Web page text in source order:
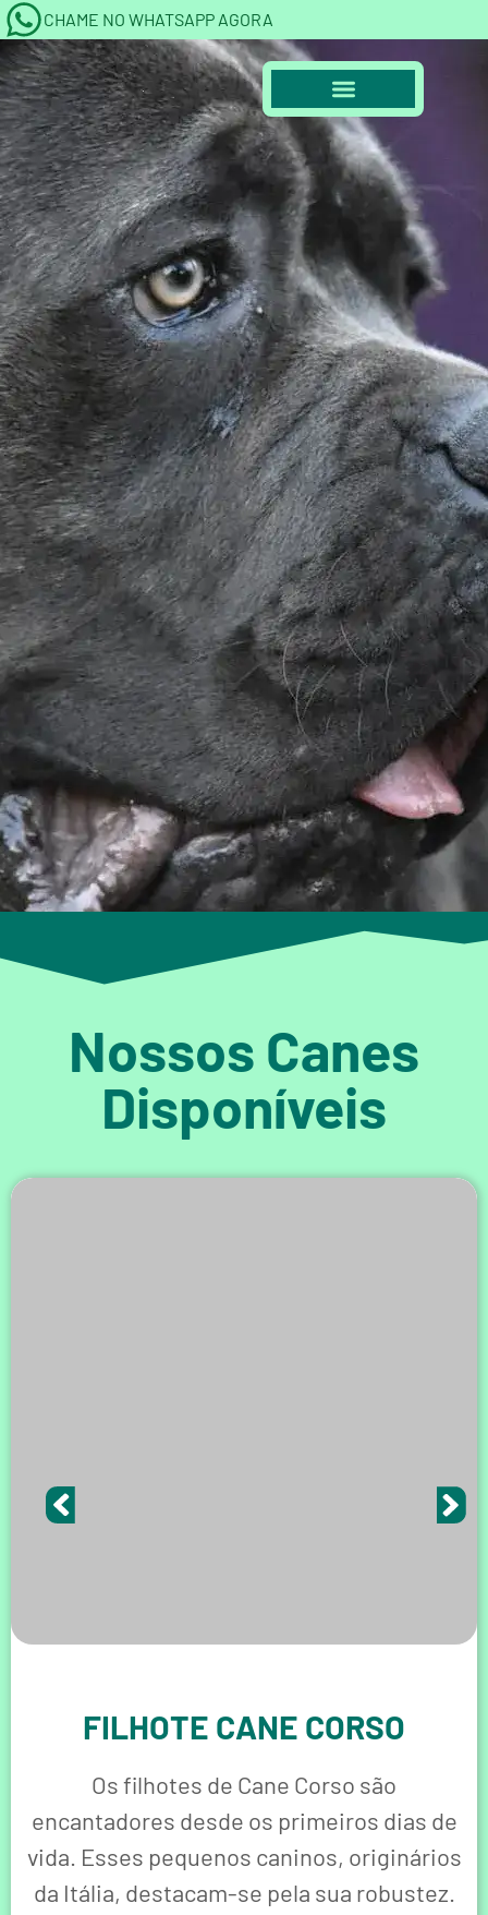
CHAME NO WHATSAPP AGORA
Nossos Canes
Disponíveis
FILHOTE CANE CORSO
Os filhotes de Cane Corso são
encantadores desde os primeiros dias de
vida. Esses pequenos caninos, originários
da Itália, destacam-se pela sua robustez.